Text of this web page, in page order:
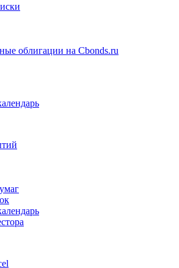
облигации на Cbonds.ru